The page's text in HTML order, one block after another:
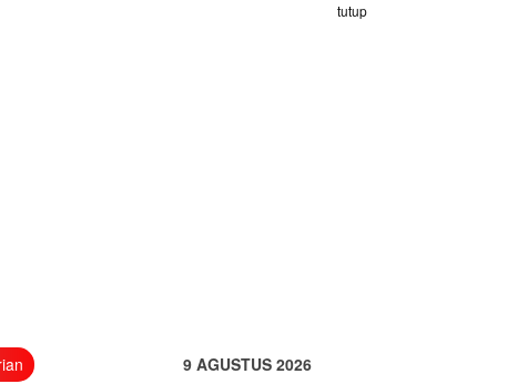
tutup
9 AGUSTUS 2026